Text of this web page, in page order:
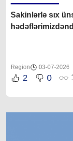
Sakinlərlə sıx
Region 03-07-2026
2 0